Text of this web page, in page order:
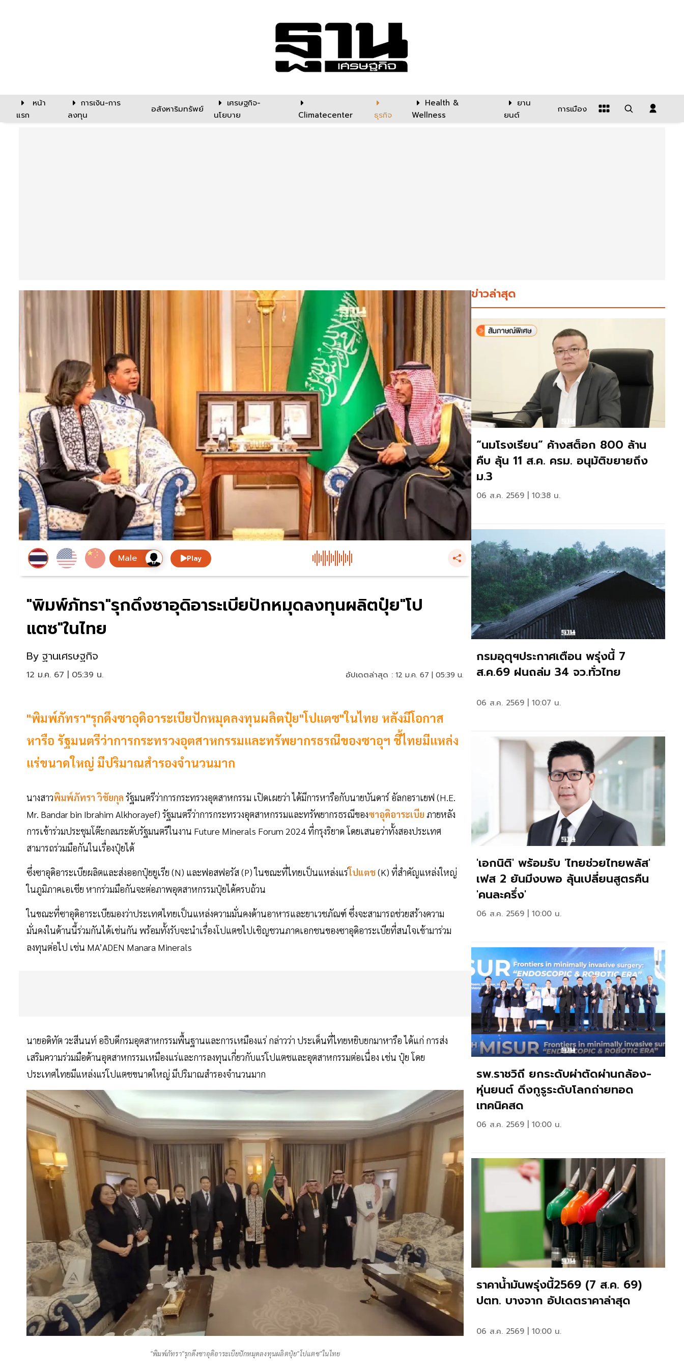
หน้า
แรก
การเงิน-การ
ลงทุน
อสังหาริมทรัพย์
เศรษฐกิจ-
นโยบาย
Climatecenter ธุรกิจ
Health &
Wellness
ยาน
ยนต์
การเมือง
Play
"พิมพ์ภัทรา"รุกดึงซาอุดิอาระเบียปักหมุดลงทุนผลิตปุ๋ย"โป
แตซ"ในไทย
By ฐานเศรษฐกิจ
12 ม.ค. 67 | 05:39 น. อัปเดตล่าสุด : 12 ม.ค. 67 | 05:39 น.
"พิมพ์ภัทรา"รุกดึงซาอุดิอาระเบียปักหมุดลงทุนผลิตปุ๋ย"โปแตซ"ในไทย หลังมีโอกาส
หารือ รัฐมนตรีว่าการกระทรวงอุตสาหกรรมและทรัพยากรธรณีของซาอุฯ ชี้ไทยมีแหล่ง
แร่ขนาดใหญ่ มีปริมาณสำรองจำนวนมาก
นางสาวพิมพ์ภัทรา วิชัยกุล รัฐมนตรีว่าการกระทรวงอุตสาหกรรม เปิดเผยว่า ได้มีการหารือกับนายบันดาร์ อัลกอราเยฟ (H.E.
Mr. Bandar bin Ibrahim Alkhorayef) รัฐมนตรีว่าการกระทรวงอุตสาหกรรมและทรัพยากรธรณีของซาอุดิอาระเบีย ภายหลัง
การเข้าร่วมประชุมโต๊ะกลมระดับรัฐมนตรีในงาน Future Minerals Forum 2024 ที่กรุงริยาด โดยเสนอว่าทั้งสองประเทศ
สามารถร่วมมือกันในเรื่องปุ๋ยได้
ซึ่งซาอุดิอาระเบียผลิตและส่งออกปุ๋ยยูเรีย (N) และฟอสฟอรัส (P) ในขณะที่ไทยเป็นแหล่งแร่โปแตช(K) ที่สำคัญแหล่งใหญ่
ในภูมิภาคเอเชีย หากร่วมมือกันจะต่อภาพอุตสาหกรรมปุ๋ยได้ครบถ้วน
ในขณะที่ซาอุดิอาระเบียมองว่าประเทศไทยเป็นแหล่งความมั่นคงด้านอาหารและยาเวชภัณฑ์ ซึ่งจะสามารถช่วยสร้างความ
มั่นคงในด้านนี้ร่วมกันได้เช่นกัน พร้อมทั้งรับจะนำเรื่องโปแตชไปเชิญชวนภาคเอกชนของซาอุดิอาระเบียที่สนใจเข้ามาร่วม
ลงทุนต่อไป เช่น MA’ADEN Manara Minerals
นายอดิทัต วะสีนนท์ อธิบดีกรมอุตสาหกรรมพื้นฐานและการเหมืองแร่ กล่าวว่า ประเด็นที่ไทยหยิบยกมาหารือ ได้แก่ การส่ง
เสริมความร่วมมือด้านอุตสาหกรรมเหมืองแร่และการลงทุนเกี่ยวกับแร่โปแตชและอุตสาหกรรมต่อเนื่อง เช่น ปุ๋ย โดย
ประเทศไทยมีแหล่งแร่โปแตชขนาดใหญ่ มีปริมาณสำรองจำนวนมาก
"พิมพ์ภัทรา"รุกดึงซาอุดิอาระเบียปักหมุดลงทุนผลิตปุ๋ย"โปแตซ"ในไทย
ข่าวล่าสุด
“นมโรงเรียน” ค้างสต็อก 800 ล้าน
คืบ ลุ้น 11 ส.ค. ครม. อนุมัติขยายถึง
ม.3
06 ส.ค. 2569 | 10:38 น.
กรมอุตุฯประกาศเตือน พรุ่งนี้ 7
ส.ค.69 ฝนถล่ม 34 จว.ทั่วไทย
06 ส.ค. 2569 | 10:07 น.
'เอกนิติ' พร้อมรับ 'ไทยช่วยไทยพลัส'
เฟส 2 ยันมีงบพอ ลุ้นเปลี่ยนสูตรคืน
'คนละครึ่ง'
06 ส.ค. 2569 | 10:00 น.
รพ.ราชวิถี ยกระดับผ่าตัดผ่านกล้อง-
หุ่นยนต์ ดึงกูรูระดับโลกถ่ายทอด
เทคนิคสด
06 ส.ค. 2569 | 10:00 น.
ราคาน้ำมันพรุ่งนี้2569 (7 ส.ค. 69)
ปตท. บางจาก อัปเดตราคาล่าสุด
06 ส.ค. 2569 | 10:00 น.